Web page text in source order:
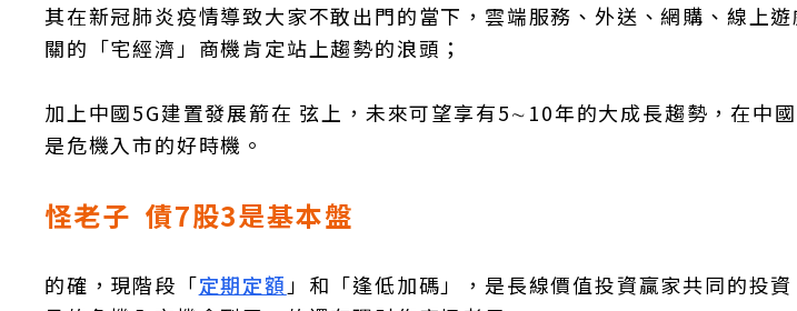
其在新冠肺炎疫情導致大家不敢出門的當下，雲端服務、外送、網購、線上
關的「宅經濟」商機肯定站上趨勢的浪頭；
加上中國5G建置發展箭在 弦上，未來可望享有5∼10年的大成長趨勢，在中
是危機入市的好時機。
怪老子 債7股3是基本盤
的確，現階段「定期定額 」和「逢低加碼」，是長線價值投資贏家共同的投